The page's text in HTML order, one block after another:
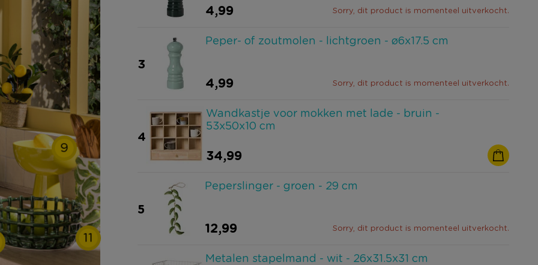
9
11
4,99 Sorry, dit product is momenteel uitverkocht.
3
Peper- of zoutmolen - lichtgroen - ø6x17.5 cm
4,99 Sorry, dit product is momenteel uitverkocht.
4
Wandkastje voor mokken met lade - bruin -
53x50x10 cm
34,99
5
Peperslinger - groen - 29 cm
12,99 Sorry, dit product is momenteel uitverkocht.
Metalen stapelmand - wit - 26x31.5x31 cm